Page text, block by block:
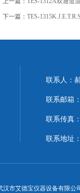
下一篇： TES-
联系人：
联系邮箱
联系传真
联系地址
汉市艾德宝仪器设备有限公